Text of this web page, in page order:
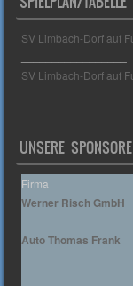
SV Limbach-Dorf auf
SV Limbach-Dorf auf
UNSERE
Firma
Werner Risch GmbH
Auto Thomas Frank